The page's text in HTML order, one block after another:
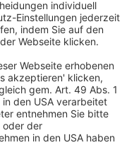
122/22 1. Mit der
erhobene
-änderung kann